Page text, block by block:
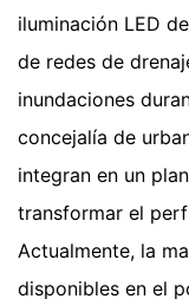
iluminación LED
de redes de
inundaciones
concejalía de
integran en un
transformar el
Actualmente, la
disponibles en el